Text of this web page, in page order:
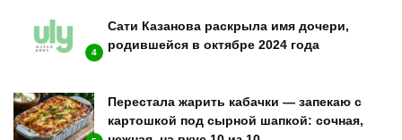
4
Сати Казанова раскрыла имя дочери,
родившейся в октябре 2024 года
Перестала жарить кабачки — запекаю с
картошкой под сырной шапкой: сочная,